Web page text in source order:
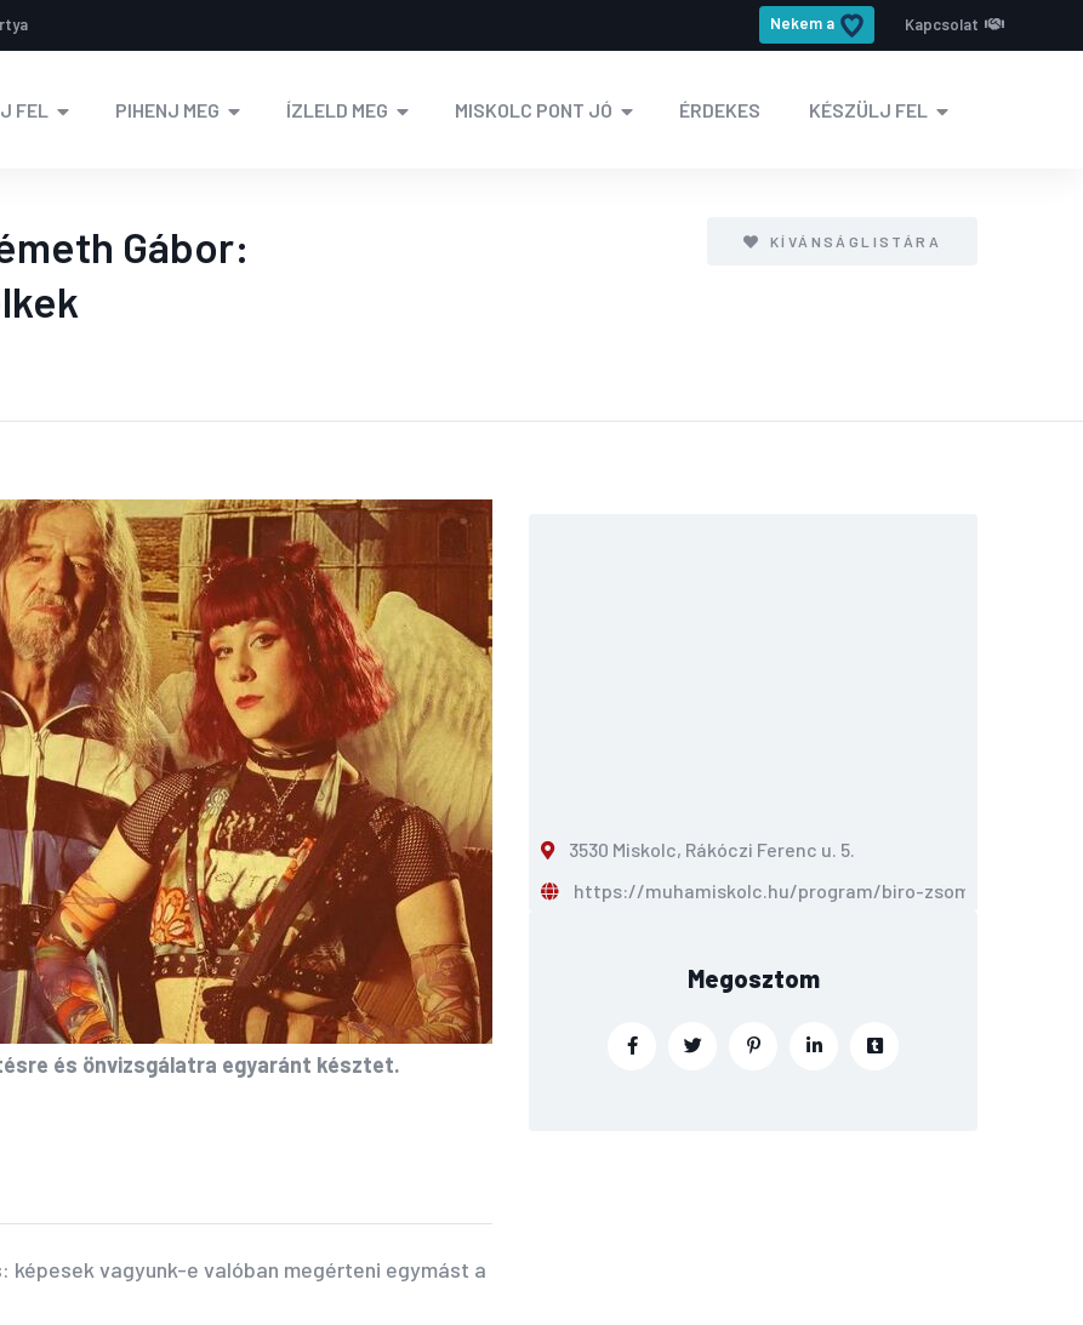
Nekem a Kapcsolat
FEL PIHENJ MEG ÍZLELD MEG MISKOLC PONT JÓ ÉRDEKES KÉSZÜLJ FEL
Gábor:
KÍVÁNSÁGLISTÁRA
és önvizsgálatra egyaránt késztet.
vagyunk-e valóban megérteni egymást a
3530 Miskolc, Rákóczi Ferenc u. 5.
https://muhamiskolc.hu/program/biro-zsombor-aurel--
Megosztom